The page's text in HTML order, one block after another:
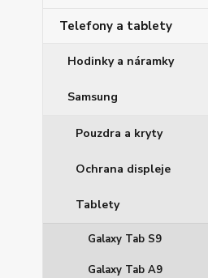
Telefony a tablety
Hodinky a náramky
Samsung
Pouzdra a kryty
Ochrana displeje
Tablety
Galaxy Tab S9
Galaxy Tab A9